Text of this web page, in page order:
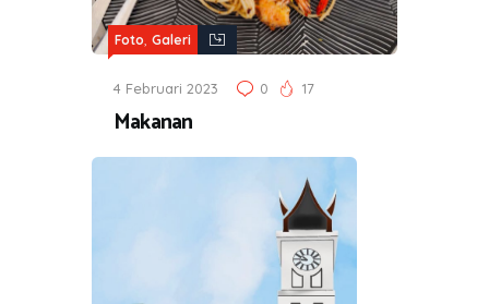
Foto, Galeri
4 Februari 2023 0 17
Makanan